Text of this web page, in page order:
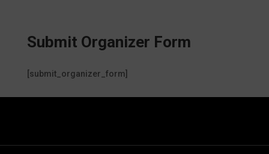
Submit Organizer Form
[submit_organizer_form]